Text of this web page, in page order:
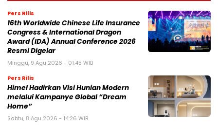
Pers Rilis
16th Worldwide Chinese Life Insurance
Congress & International Dragon
Award (IDA) Annual Conference 2026
Resmi Digelar
Minggu, 9 Agu 2026 - 01:45 WIB
Pers Rilis
Himel Hadirkan Visi Hunian Modern
melalui Kampanye Global “Dream
Home”
Sabtu, 8 Agu 2026 - 14:26 WIB